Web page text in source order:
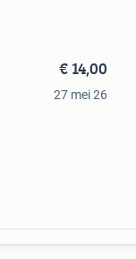
€ 14,00
27 mei 26